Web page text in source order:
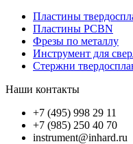
Пластины
Пластины PCBN
Фрезы по металлу
Инструмент для
Стержни
Наши контакты
+7 (495) 998 29 11
+7 (985) 250 40 70
instrument@inhard.ru